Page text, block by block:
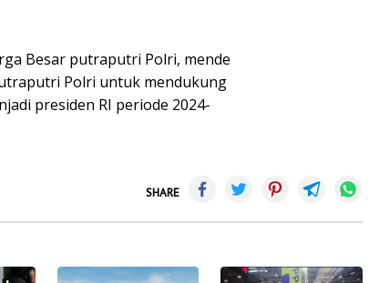
Besar putraputri Polri, mende
Polri untuk mendukung
presiden RI periode 2024-
SHARE